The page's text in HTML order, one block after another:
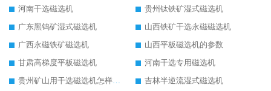
河南干选磁选机
贵州钛铁矿湿式磁选机
广东黑钨矿湿式磁选机
山西铁矿干选永磁磁选机
广西永磁铁矿磁选机
山西平板磁选机的参数
甘肃高梯度平板磁选机
河南干选专用磁选机
贵州矿山用干选磁选机怎样调磁
吉林半逆流湿式磁选机